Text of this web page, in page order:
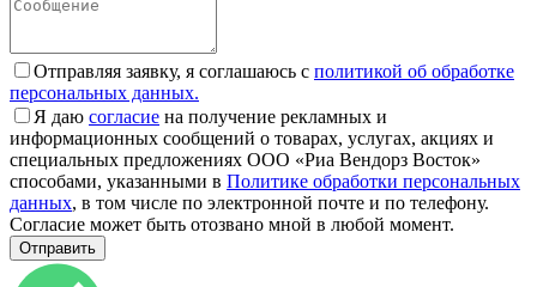
Отправляя заявку, я соглашаюсь с политикой об обработке
персональных данных.
Я даю согласие на получение рекламных и
информационных сообщений о товарах, услугах, акциях и
специальных предложениях ООО «Риа Вендорз Восток»
способами, указанными в Политике обработки персональных
данных, в том числе по электронной почте и по телефону.
Согласие может быть отозвано мной в любой момент.